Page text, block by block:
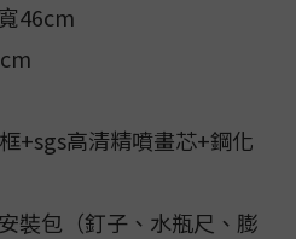
46cm
+sgs高清精噴畫芯+鋼化
裝包（釘子、水瓶尺、膨